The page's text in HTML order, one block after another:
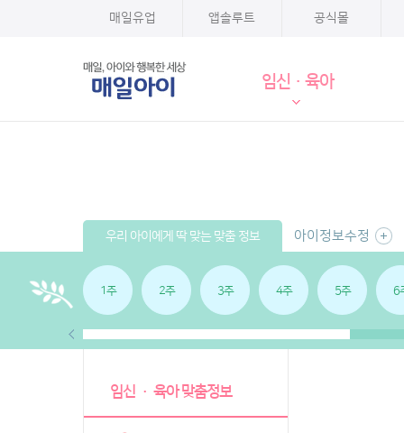
매일유업 앱솔루트 공식몰
임신·육아
우리 아이에게 딱 맞는 맞춤 정보 아이정보수정
1주 2주 3주 4주 5주 6
임신 · 육아 맞춤정보